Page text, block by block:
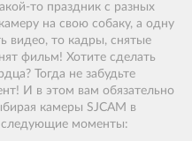
то праздник с разных
на свою собаку, а одну
видео, то кадры, снятые
фильм! Хотите сделать
Тогда не забудьте
И в этом вам обязательно
камеры SJCAM в
следующие моменты: